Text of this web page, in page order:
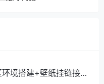
境搭建+壁纸挂链接